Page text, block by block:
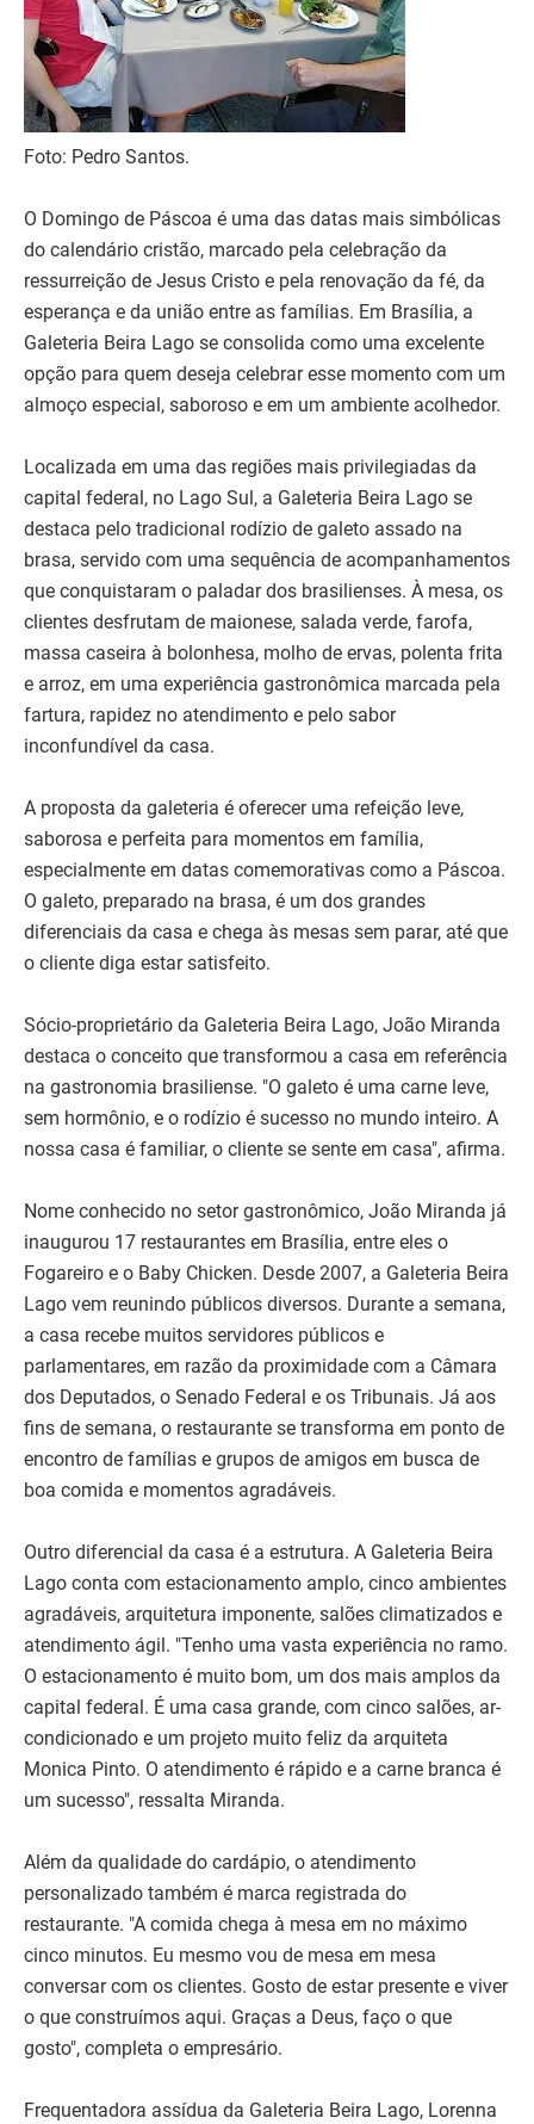
Foto: Pedro Santos.
O Domingo de Páscoa é uma das datas mais simbólicas
do calendário cristão, marcado pela celebração da
ressurreição de Jesus Cristo e pela renovação da fé, da
esperança e da união entre as famílias. Em Brasília, a
Galeteria Beira Lago se consolida como uma excelente
opção para quem deseja celebrar esse momento com um
almoço especial, saboroso e em um ambiente acolhedor.
Localizada em uma das regiões mais privilegiadas da
capital federal, no Lago Sul, a Galeteria Beira Lago se
destaca pelo tradicional rodízio de galeto assado na
brasa, servido com uma sequência de acompanhamentos
que conquistaram o paladar dos brasilienses. À mesa, os
clientes desfrutam de maionese, salada verde, farofa,
massa caseira à bolonhesa, molho de ervas, polenta frita
e arroz, em uma experiência gastronômica marcada pela
fartura, rapidez no atendimento e pelo sabor
inconfundível da casa.
A proposta da galeteria é oferecer uma refeição leve,
saborosa e perfeita para momentos em família,
especialmente em datas comemorativas como a Páscoa.
O galeto, preparado na brasa, é um dos grandes
diferenciais da casa e chega às mesas sem parar, até que
o cliente diga estar satisfeito.
Sócio-proprietário da Galeteria Beira Lago, João Miranda
destaca o conceito que transformou a casa em referência
na gastronomia brasiliense. "O galeto é uma carne leve,
sem hormônio, e o rodízio é sucesso no mundo inteiro. A
nossa casa é familiar, o cliente se sente em casa", afirma.
Nome conhecido no setor gastronômico, João Miranda já
inaugurou 17 restaurantes em Brasília, entre eles o
Fogareiro e o Baby Chicken. Desde 2007, a Galeteria Beira
Lago vem reunindo públicos diversos. Durante a semana,
a casa recebe muitos servidores públicos e
parlamentares, em razão da proximidade com a Câmara
dos Deputados, o Senado Federal e os Tribunais. Já aos
fins de semana, o restaurante se transforma em ponto de
encontro de famílias e grupos de amigos em busca de
boa comida e momentos agradáveis.
Outro diferencial da casa é a estrutura. A Galeteria Beira
Lago conta com estacionamento amplo, cinco ambientes
agradáveis, arquitetura imponente, salões climatizados e
atendimento ágil. "Tenho uma vasta experiência no ramo.
O estacionamento é muito bom, um dos mais amplos da
capital federal. É uma casa grande, com cinco salões, ar-
condicionado e um projeto muito feliz da arquiteta
Monica Pinto. O atendimento é rápido e a carne branca é
um sucesso", ressalta Miranda.
Além da qualidade do cardápio, o atendimento
personalizado também é marca registrada do
restaurante. "A comida chega à mesa em no máximo
cinco minutos. Eu mesmo vou de mesa em mesa
conversar com os clientes. Gosto de estar presente e viver
o que construímos aqui. Graças a Deus, faço o que
gosto", completa o empresário.
Frequentadora assídua da Galeteria Beira Lago, Lorenna